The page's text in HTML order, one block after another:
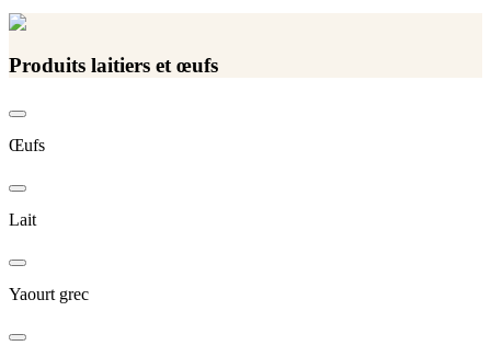
Produits laitiers et œufs
Œufs
Lait
Yaourt grec